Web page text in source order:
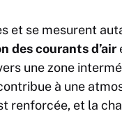
et se mesurent
des courants d’air
une zone
à une
renforcée, et la